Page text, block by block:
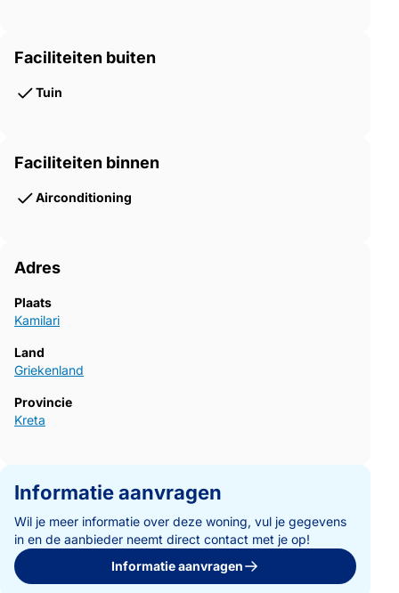
Faciliteiten buiten
Tuin
Faciliteiten binnen
Airconditioning
Adres
Plaats
Kamilari
Land
Griekenland
Provincie
Kreta
Informatie aanvragen
Wil je meer informatie over deze woning, vul je gegevens
in en de aanbieder neemt direct contact met je op!
Informatie aanvragen